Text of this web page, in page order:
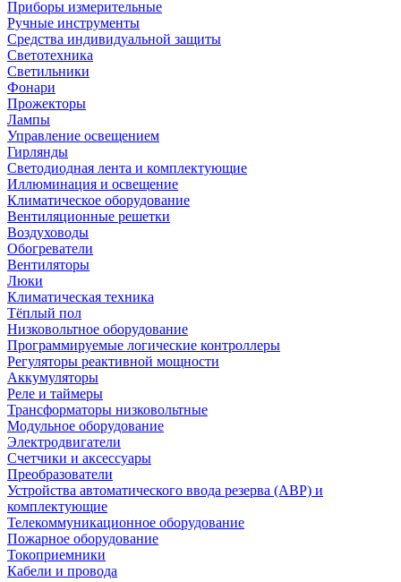
Приборы измерительные
Ручные инструменты
Средства индивидуальной защиты
Светотехника
Светильники
Фонари
Прожекторы
Лампы
Управление освещением
Гирлянды
Светодиодная лента и комплектующие
Иллюминация и освещение
Климатическое оборудование
Вентиляционные решетки
Воздуховоды
Обогреватели
Вентиляторы
Люки
Климатическая техника
Тёплый пол
Низковольтное оборудование
Программируемые логические контроллеры
Регуляторы реактивной мощности
Аккумуляторы
Реле и таймеры
Трансформаторы низковольтные
Модульное оборудование
Электродвигатели
Счетчики и аксессуары
Преобразователи
Устройства автоматического ввода резерва (АВР) и
комплектующие
Телекоммуникационное оборудование
Пожарное оборудование
Токоприемники
Кабели и провода